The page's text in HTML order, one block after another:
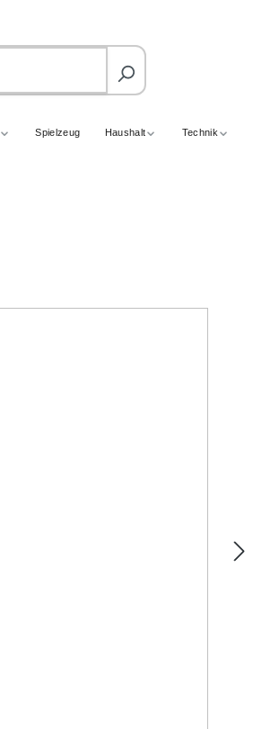
Spielzeug Haushalt Technik